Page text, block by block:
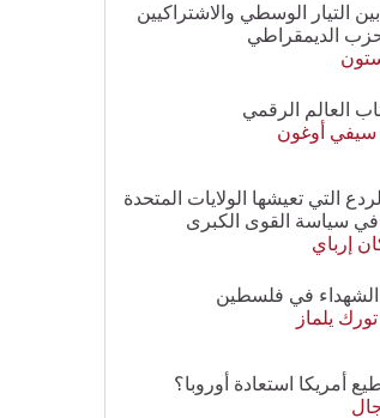
التيار الوسطي والاشتراكيين
الديمقراطي
العالم الرقمي
سيفي أوغون
التي تعيشها الولايات المتحدة
سياسة القوى الكبرى
إرباي
الشهداء في فلسطين
يلماز
أمريكا استعادة أوروبا؟